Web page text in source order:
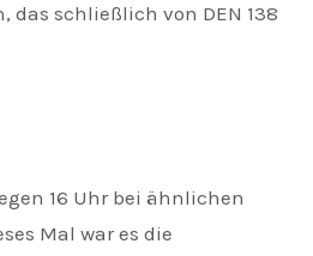
das schließlich von DEN 138
16 Uhr bei ähnlichen
Mal war es die